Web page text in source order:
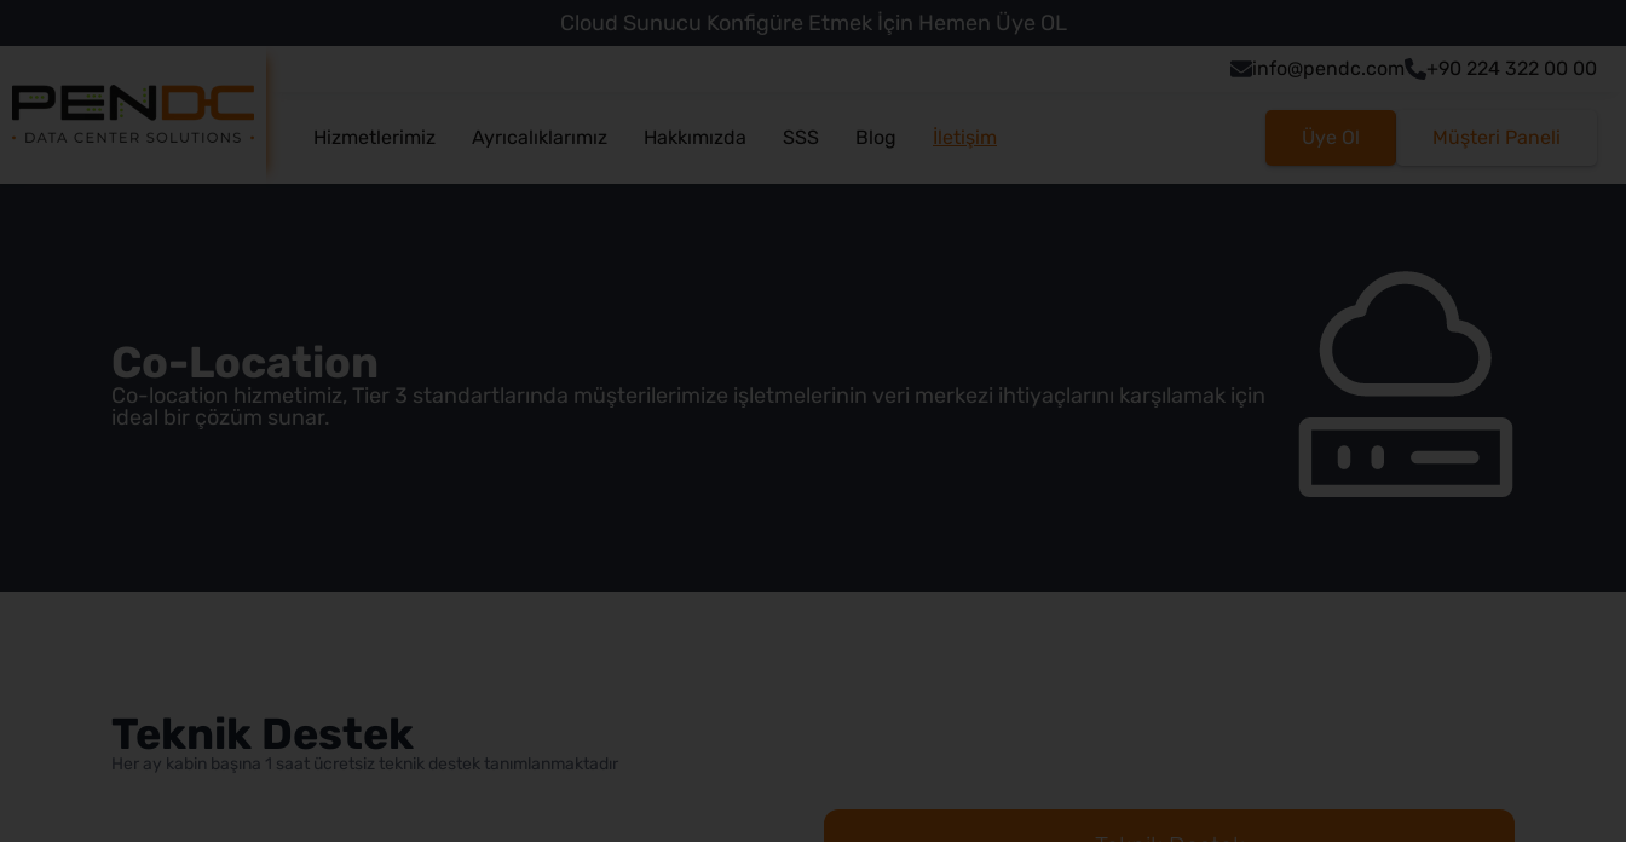
Cloud Sunucu Konfigüre Etmek İçin Hemen Üye OL
info@pendc.com +90 224 322 00 00
Hizmetlerimiz Ayrıcalıklarımız Hakkımızda SSS Blog İletişim Üye Ol Müşteri Paneli
Co-Location
Co-location hizmetimiz, Tier 3 standartlarında müşterilerimize işletmelerinin veri merkezi ihtiyaçlarını karşılamak için
ideal bir çözüm sunar.
Teknik Destek
Her ay kabin başına 1 saat ücretsiz teknik destek tanımlanmaktadır